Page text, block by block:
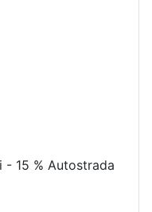
- 15 % Autostrada